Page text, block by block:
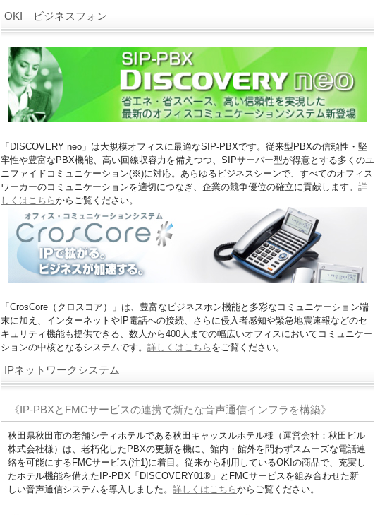
OKI ビジネスフォン
「DISCOVERY neo」は大規模オフィスに最適なSIP-PBXです。従来型PBXの信頼性・堅
牢性や豊富なPBX機能、高い回線収容力を備えつつ、SIPサーバー型が得意とする多くのユ
ニファイドコミュニケーション(※)に対応。あらゆるビジネスシーンで、すべてのオフィス
ワーカーのコミュニケーションを適切につなぎ、企業の競争優位の確立に貢献します。 詳
しくはこちらからご覧ください。
「CrosCore（クロスコア）」は、豊富なビジネスホン機能と多彩なコミュニケーション端
末に加え、インターネットやIP電話への接続、さらに侵入者感知や緊急地震速報などのセ
キュリティ機能も提供できる、数人から400人までの幅広いオフィスにおいてコミュニケー
ションの中核となるシステムです。 詳しくはこちら をご覧ください。
IPネットワークシステム
《IP-PBXとFMCサービスの連携で新たな音声通信インフラを構築》
秋田県秋田市の老舗シティホテルである秋田キャッスルホテル様（運営会社：秋田ビル
株式会社様）は、老朽化したPBXの更新を機に、館内・館外を問わずスムーズな電話連
絡を可能にするFMCサービス(注1)に着目。従来から利用しているOKIの商品で、充実し
たホテル機能を備えたIP-PBX「DISCOVERY01®」とFMCサービスを組み合わせた新
しい音声通信システムを導入しました。 詳しくはこちらからご覧ください。